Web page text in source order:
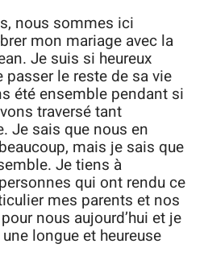
nous sommes ici
mon mariage avec la
Je suis si heureux
passer le reste de sa vie
été ensemble pendant si
traversé tant
Je sais que nous en
mais je sais que
Je tiens à
qui ont rendu ce
mes parents et nos
nous aujourd’hui et je
longue et heureuse